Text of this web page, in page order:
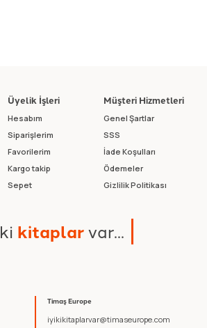
Timaş Europe
iyikikitaplarvar@timaseurope.com
Üyelik İşleri
Hesabım
Siparişlerim
Favorilerim
Kargo takip
Sepet
Müşteri Hizmetleri
Genel Şartlar
SSS
İade Koşulları
Ödemeler
Gizlilik Politikası
ki kitaplarvar...